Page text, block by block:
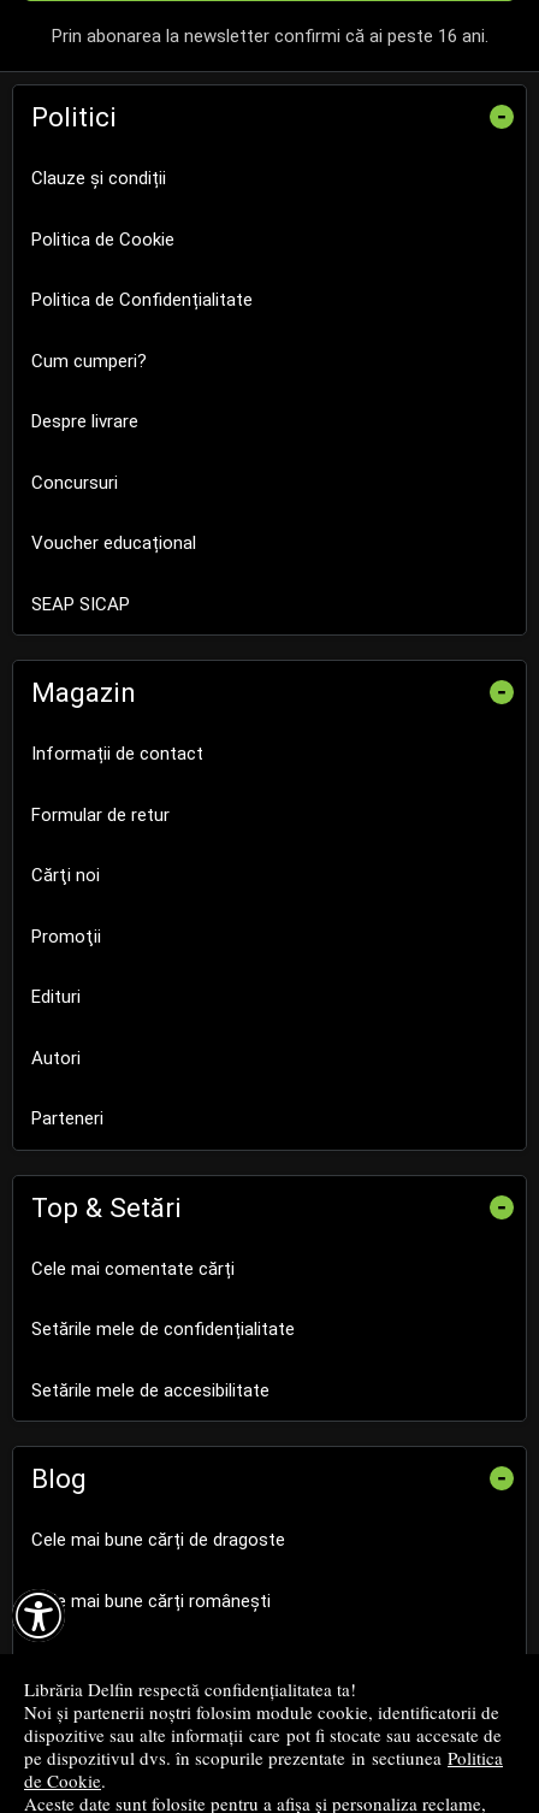

Librăria Delfin respectă confidențialitatea ta!
Noi și partenerii noștri folosim module cookie, identificatorii de
dispozitive sau alte informații care pot fi stocate sau accesate de
pe dispozitivul dvs. în scopurile prezentate in sectiunea Politica
de Cookie.
Aceste date sunt folosite pentru a afișa și personaliza reclame,
Prin abonarea la newsletter confirmi că ai peste 16 ani.
Politici -
Clauze și condiții
Politica de Cookie
Politica de Confidențialitate
Cum cumperi?
Despre livrare
Concursuri
Voucher educațional
SEAP SICAP
Magazin -
Informații de contact
Formular de retur
Cărţi noi
Promoţii
Edituri
Autori
Parteneri
Top & Setări -
Cele mai comentate cărți
Setările mele de confidențialitate
Setările mele de accesibilitate
Blog -
Cele mai bune cărți de dragoste
Cele mai bune cărți românești
Cele mai bune cărți de istorie
Top cărți beletristică